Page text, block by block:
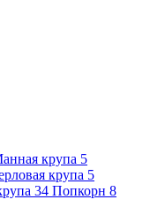
крупа 5
крупа 5
34 Попкорн 8